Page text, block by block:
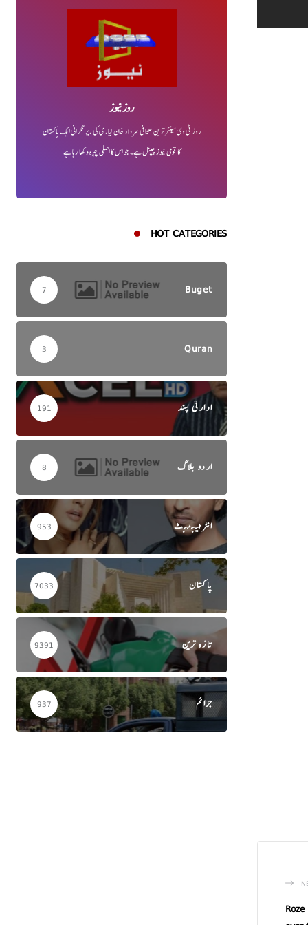
روز نیوز
روز ٹی وی سینئر ترین صحافی سردار خان نیازی کی زیر نگرانی ایک پاکستان
کا قومی نیوز چینل ہے۔ جو اس کا اصلی چہرہ دکھا رہا ہے
HOT CATEGORIES
Buget
7
Quran
3
ادارتی پسند 191
اردو بلاگ 8
انٹرٹینمنٹ 953
پاکستان 7033
تازہ ترین 9391
جرائم 937